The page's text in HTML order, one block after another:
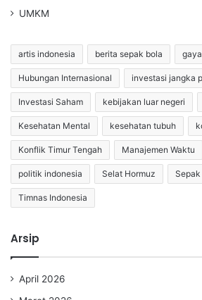
UMKM
artis indonesia berita sepak bola
Hubungan Internasional investasi jangka
Investasi Saham kebijakan luar negeri
Kesehatan Mental kesehatan tubuh
Konflik Timur Tengah Manajemen Waktu
politik indonesia Selat Hormuz Sepak
Timnas Indonesia
Arsip
April 2026